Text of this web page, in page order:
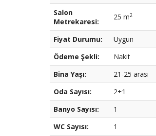
Salon
Metrekaresi:
25 m2
Fiyat Durumu:
Uygun
Ödeme Şekli:
Nakit
Bina Yaşı:
21-25 arası
Oda Sayısı:
2+1
Banyo Sayısı:
1
WC Sayısı:
1